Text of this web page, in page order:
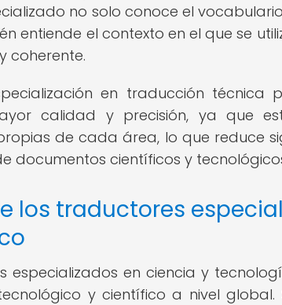
no solo conoce el
entiende el contexto en el que se
coherente.
en traducción técnica
calidad y precisión, ya que
de cada área, lo que reduce
documentos científicos y
los traductores
especializados en ciencia y
y científico a nivel